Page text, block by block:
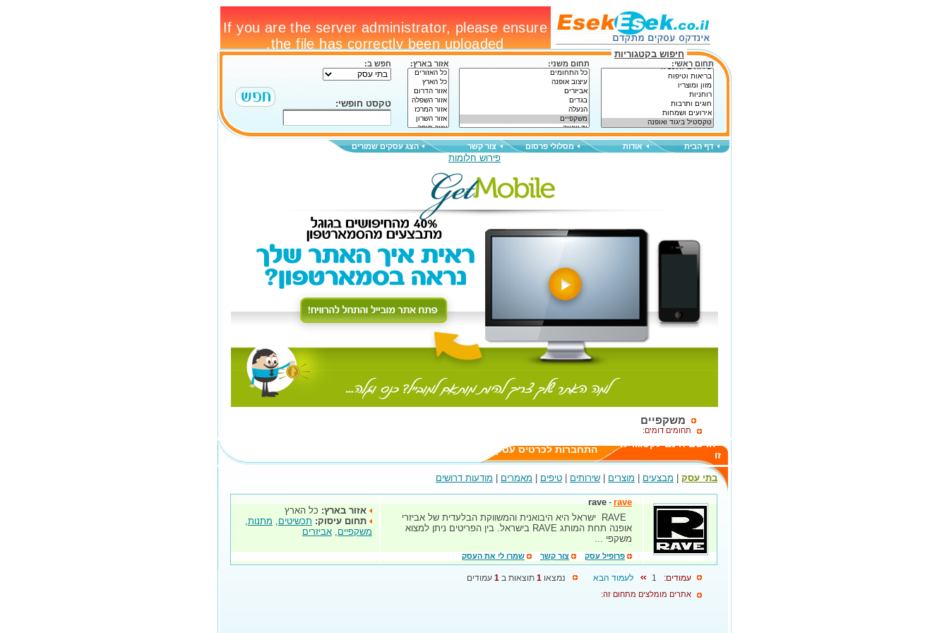
חיפוש בקטגוריות
תחום ראשי: תחום משני: אזור בארץ: חפש ב:
טקסט חופשי:
דף הבית אודות מסלולי פרסום צור קשר הצג עסקים שמורים
פירוש חלומות
משקפיים
תחומים דומים:
הרשם חינם לקטגוריה
זו
התחברות לכרטיס עסק
בתי עסק מבצעים מוצרים שירותים טיפים מאמרים מודעות דרושים
rave
-
rave
RAVE ישראל היא היבואנית והמשווקת הבלעדית של אביזרי
אופנה תחת המותג RAVE בישראל. בין הפריטים ניתן למצוא
משקפי ...
פרופיל עסק צור קשר שמרו לי את העסק
אזור בארץ: כל הארץ
תחום עיסוק: תכשיטים, מתנות,
משקפיים, אביזרים
עמודים: 1 לעמוד הבא נמצאו 1 תוצאות ב 1 עמודים
אתרים מומלצים מתחום זה: